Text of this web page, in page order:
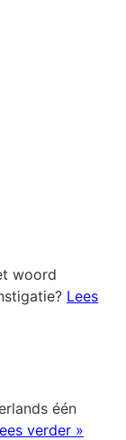
woord
Lees
één
verder »